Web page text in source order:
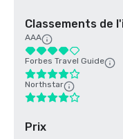
Classements de
AAA
Forbes Travel Guide
Northstar
Prix